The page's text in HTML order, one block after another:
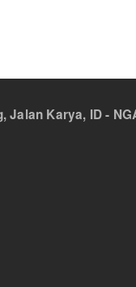
Jalan Karya, ID -